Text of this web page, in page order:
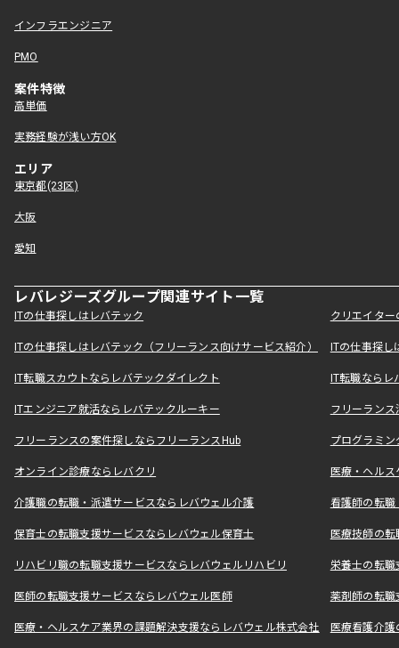
インフラエンジニア
PMO
案件特徴
高単価
実務経験が浅い方OK
エリア
東京都(23区)
大阪
愛知
レバレジーズグループ関連サイト一覧
ITの仕事探しはレバテック クリエイタ
ITの仕事探しはレバテック（フリーランス向けサービス紹介） ITの仕事探
IT転職スカウトならレバテックダイレクト IT転職なら
ITエンジニア就活ならレバテックルーキー フリーラン
フリーランスの案件探しならフリーランスHub プログラミ
オンライン診療ならレバクリ 医療・ヘル
介護職の転職・派遣サービスならレバウェル介護 看護師の転
保育士の転職支援サービスならレバウェル保育士 医療技師の
リハビリ職の転職支援サービスならレバウェルリハビリ 栄養士の転
医師の転職支援サービスならレバウェル医師 薬剤師の転
医療・ヘルスケア業界の課題解決支援ならレバウェル株式会社 医療看護介